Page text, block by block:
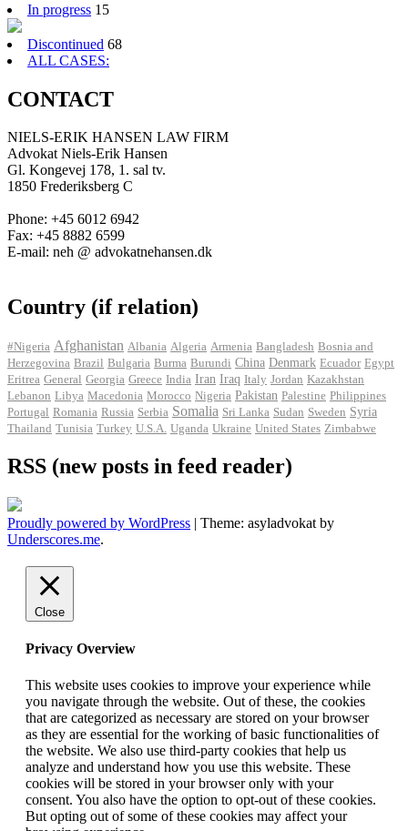
In progress 15
Discontinued 68
ALL CASES:
CONTACT
NIELS-ERIK HANSEN LAW FIRM
Advokat Niels-Erik Hansen
Gl. Kongevej 178, 1. sal tv.
1850 Frederiksberg C
Phone: +45 6012 6942
Fax: +45 8882 6599
E-mail: neh @ advokatnehansen.dk
Country (if relation)
#Nigeria Afghanistan Albania Algeria Armenia Bangladesh Bosnia and
Herzegovina Brazil Bulgaria Burma Burundi China Denmark Ecuador Egypt
Eritrea General Georgia Greece India Iran Iraq Italy Jordan Kazakhstan
Lebanon Libya Macedonia Morocco Nigeria Pakistan Palestine Philippines
Portugal Romania Russia Serbia Somalia Sri Lanka Sudan Sweden Syria
Thailand Tunisia Turkey U.S.A. Uganda Ukraine United States Zimbabwe
RSS (new posts in feed reader)
Proudly powered by WordPress | Theme: asyladvokat by
Underscores.me.
Close
Privacy Overview
This website uses cookies to improve your experience while
you navigate through the website. Out of these, the cookies
that are categorized as necessary are stored on your browser
as they are essential for the working of basic functionalities of
the website. We also use third-party cookies that help us
analyze and understand how you use this website. These
cookies will be stored in your browser only with your
consent. You also have the option to opt-out of these cookies.
But opting out of some of these cookies may affect your